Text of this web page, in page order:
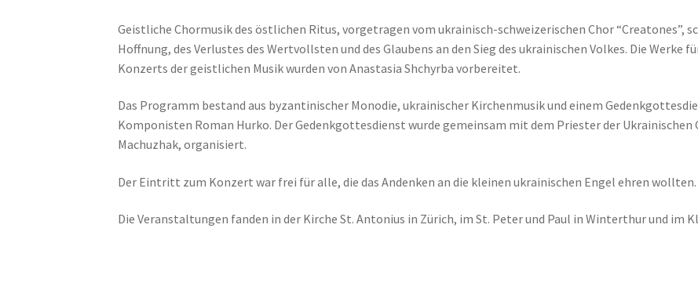
Geistliche Chormusik des östlichen Ritus, vorgetragen vom ukrainisch-schweizerischen Chor “Creatones”,
Hoffnung, des Verlustes des Wertvollsten und des Glaubens an den Sieg des ukrainischen Volkes. Die Werke
Konzerts der geistlichen Musik wurden von Anastasia Shchyrba vorbereitet.
Das Programm bestand aus byzantinischer Monodie, ukrainischer Kirchenmusik und einem
Komponisten Roman Hurko. Der Gedenkgottesdienst wurde gemeinsam mit dem Priester der
Machuzhak, organisiert.
Der Eintritt zum Konzert war frei für alle, die das Andenken an die kleinen ukrainischen Engel ehren wollten.
Die Veranstaltungen fanden in der Kirche St. Antonius in Zürich, im St. Peter und Paul in Winterthur und im